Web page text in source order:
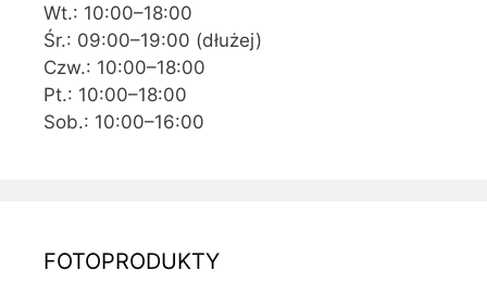
Wt.: 10:00–18:00
Śr.: 09:00–19:00 (dłużej)
Czw.: 10:00–18:00
Pt.: 10:00–18:00
Sob.: 10:00–16:00
FOTOPRODUKTY